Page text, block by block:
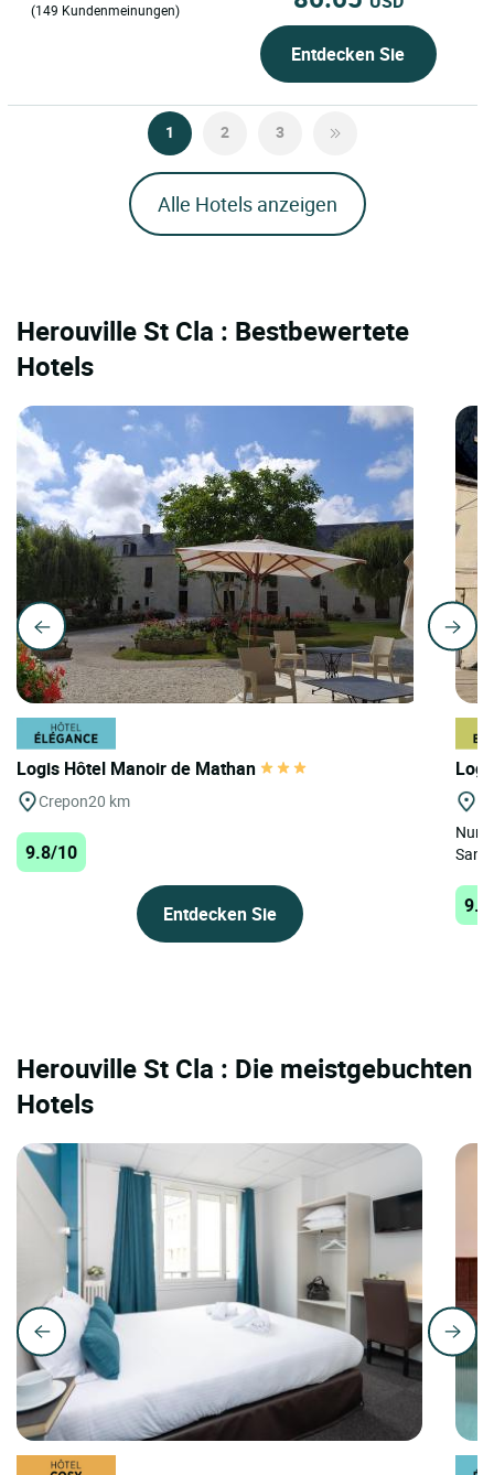
(149 Kundenmeinungen)
Entdecken Sie
1 2 3
Alle Hotels anzeigen
Herouville St Cla : Bestbewertete
Hotels
Logis Hôtel Manoir de Mathan
Crepon20 km
9.8/10
Entdecken Sie
Nur
Herouville St Cla : Die meistgebuchten
Hotels